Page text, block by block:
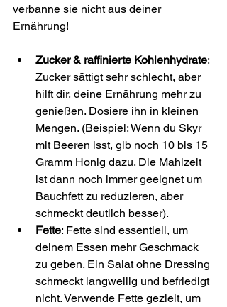
verbanne sie nicht aus deiner
Ernährung!
Zucker & raffinierte Kohlenhydrate:
Zucker sättigt sehr schlecht, aber
hilft dir, deine Ernährung mehr zu
genießen. Dosiere ihn in kleinen
Mengen. (Beispiel: Wenn du Skyr
mit Beeren isst, gib noch 10 bis 15
Gramm Honig dazu. Die Mahlzeit
ist dann noch immer geeignet um
Bauchfett zu reduzieren, aber
schmeckt deutlich besser).
Fette: Fette sind essentiell, um
deinem Essen mehr Geschmack
zu geben. Ein Salat ohne Dressing
schmeckt langweilig und befriedigt
nicht. Verwende Fette gezielt, um